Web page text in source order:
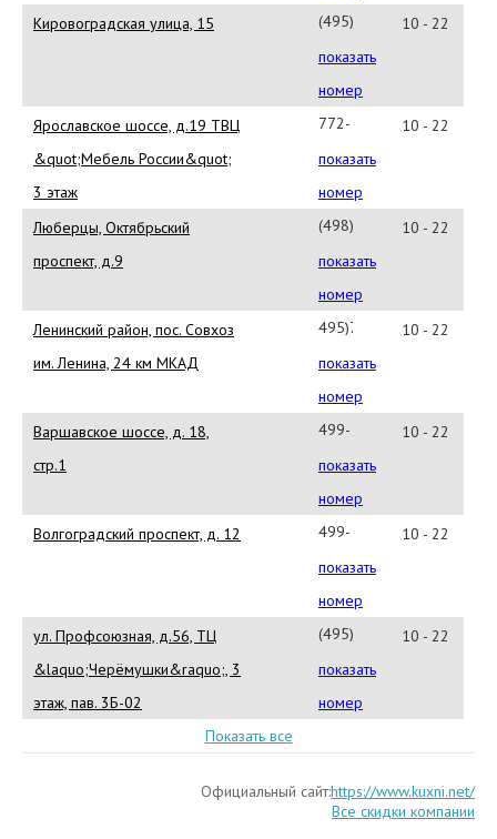
Кировоградская улица, 15
(495)
389-
6588
показать
номер
10 - 22
Ярославское шоссе, д.19 ТВЦ
&quot;Мебель России&quot;
3 этаж
772-
78-
21
показать
номер
10 - 22
Люберцы, Октябрьский
проспект, д.9
(498)
302-
73-
08
показать
номер
10 - 22
Ленинский район, пос. Совхоз
им. Ленина, 24 км МКАД
495)727-
25-
42
показать
номер
10 - 22
Варшавское шоссе, д. 18,
стр.1
499-
611-
31-
70
показать
номер
10 - 22
Волгоградский проспект, д. 12
499-
172-
27-
35
показать
номер
10 - 22
ул. Профсоюзная, д.56, ТЦ
&laquo;Черёмушки&raquo;, 3
этаж, пав. 3Б-02
(495)781-
88-
08
показать
номер
10 - 22
Показать все
Официальный сайт:https://www.kuxni.net/
Все скидки компании